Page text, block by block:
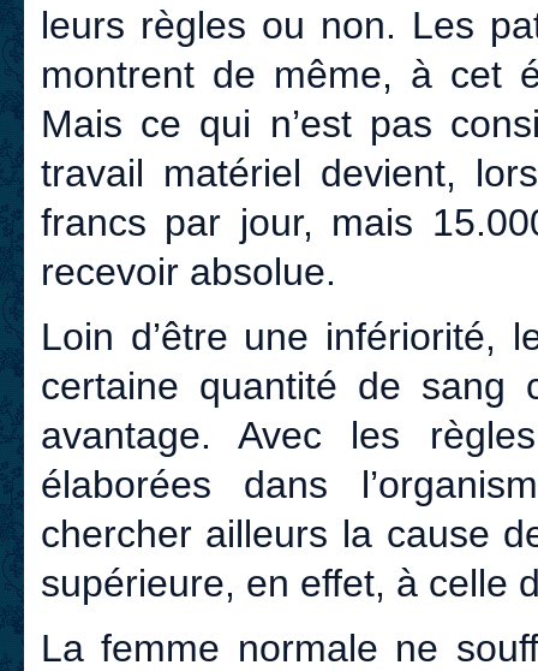
leurs règles ou non. Les
montrent de même, à cet
Mais ce qui n’est pas
travail matériel devient,
francs par jour, mais
recevoir absolue.
Loin d’être une infériorité,
certaine quantité de sang
avantage. Avec les
élaborées dans
chercher ailleurs la cause
supérieure, en effet, à celle
La femme normale ne